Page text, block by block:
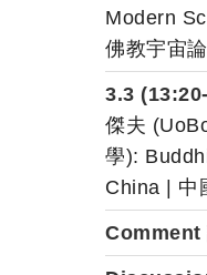
Modern
佛教宇宙
3.3
傑夫
學):
China | 中
Comment